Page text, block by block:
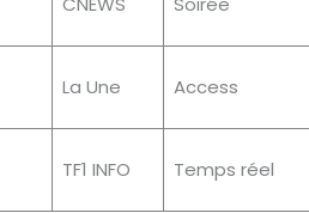
La Une Access
TF1 INFO Temps réel